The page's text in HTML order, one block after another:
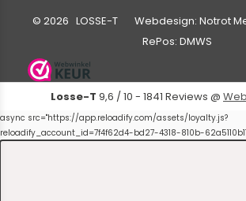
© 2026 LOSSE-T Webdesign: Notrot
RePos: DMWS
Losse-T 9,6 / 10 - 1841 Reviews @
async src="https://app.reloadify.com/assets/loyalty.js?
reloadify_account_id=7f4f62d4-bd27-4318-810b-